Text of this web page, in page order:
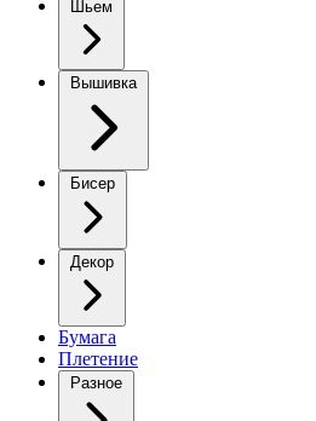
Шьем
Вышивка
Бисер
Декор
Бумага
Плетение
Разное